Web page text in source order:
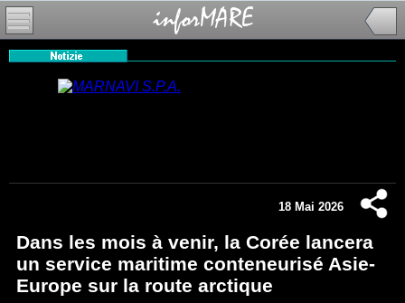
18 Mai 2026
Dans les mois à venir, la Corée lancera
un service maritime conteneurisé Asie-
Europe sur la route arctique